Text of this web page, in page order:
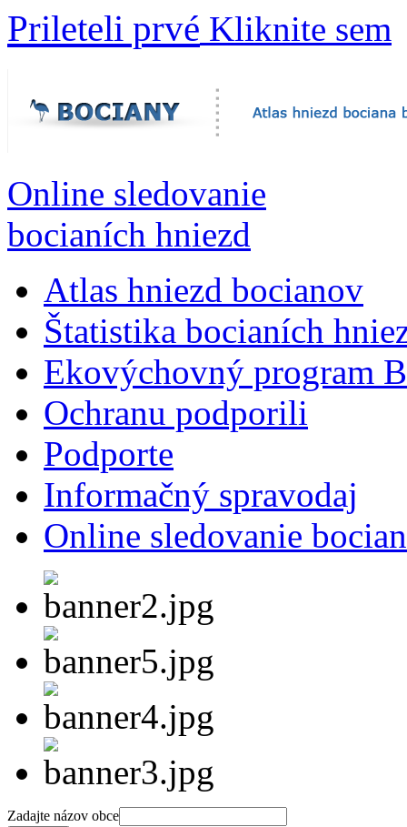
Prileteli prvé Kliknite sem
Online sledovanie
bocianích hniezd
Atlas hniezd bocianov
Štatistika bocianích
Ekovýchovný program
Ochranu podporili
Podporte
Informačný spravodaj
Online sledovanie
Zadajte názov obce